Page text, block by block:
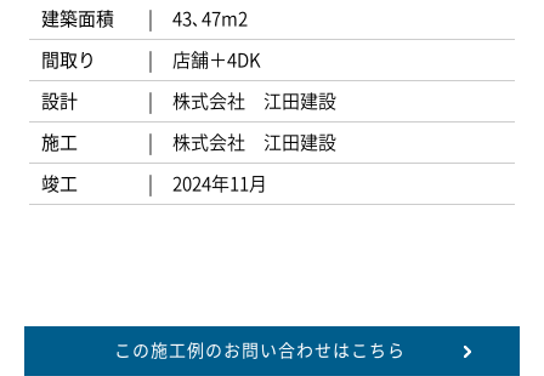
建築面積 43､47m2
間取り 店舗＋4DK
設計 株式会社 江田建設
施工 株式会社 江田建設
竣工 2024年11月
この施工例のお問い合わせはこちら